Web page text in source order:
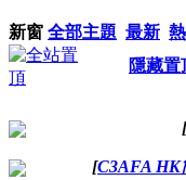
新窗 全部主題 最新
隱藏置
[
[C3AFA HK